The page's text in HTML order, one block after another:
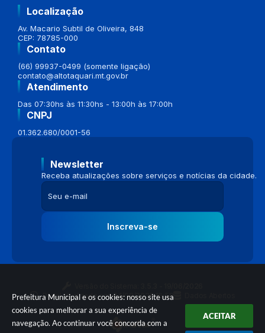
Prefeitura Municipal e os cookies: nosso site usa
cookies para melhorar a sua experiência de
navegação. Ao continuar você concorda com a
ACEITAR
Localização
Av. Macario Subtil de Oliveira, 848
CEP: 78785-000
Contato
(66) 99937-0499 (somente ligação)
contato@altotaquari.mt.gov.br
Atendimento
Das 07:30hs às 11:30hs - 13:00h às 17:00h
CNPJ
01.362.680/0001-56
Newsletter
Receba atualizações sobre serviços e notícias da cidade.
Inscreva-se
Portal atualizado em:04/08/2026 16:58